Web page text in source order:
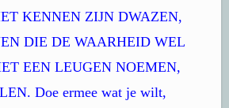
KENNEN ZIJN DWAZEN,
DIE DE WAARHEID WEL
EEN LEUGEN NOEMEN,
Doe ermee wat je wilt,